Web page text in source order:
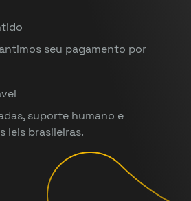
seu pagamento por
suporte humano e
leis brasileiras.